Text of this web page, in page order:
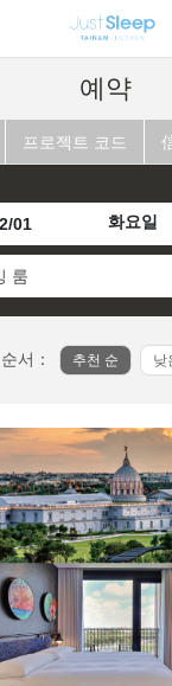
예약
프로젝트 코드
화요일
룸
순서： 추천 순 낮